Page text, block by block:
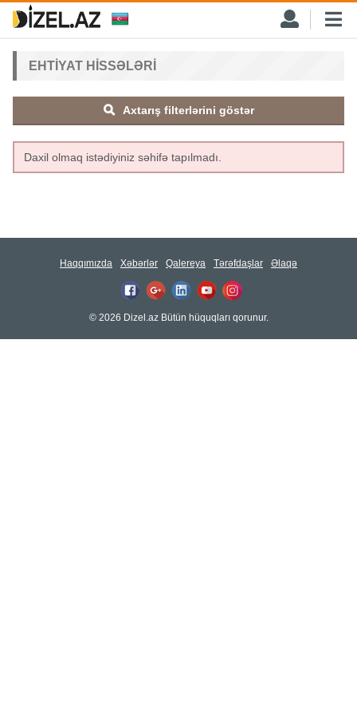
EHTIYAT HISSƏLƏRI
Axtarış filterlərini göstər
Daxil olmaq istədiyiniz səhifə tapılmadı.
Haqqımızda Xəbərlər Qalereya Tərəfdaşlar Əlaqə
© 2026 Dizel.az Bütün hüquqları qorunur.